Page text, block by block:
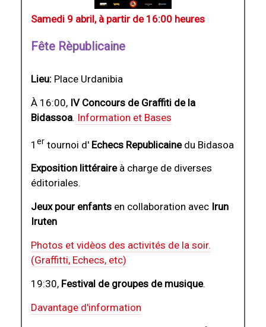
Samedi 9 abril, à partir de 16:00 heures
Fête Rèpublicaine
Lieu: Place Urdanibia
À 16:00, IV Concours de Graffiti de la
Bidassoa. Information et Bases
1 er tournoi d' Echecs Republicainedu Bidasoa
Exposition littéraireà charge de diverses
éditoriales.
Jeux pour enfants en collaboration avec Irun
Iruten
Photos et vidèos des activités de la soir.
(Graffitti, Echecs, etc)
19:30, Festival de groupes de musique.
Davantage d'information